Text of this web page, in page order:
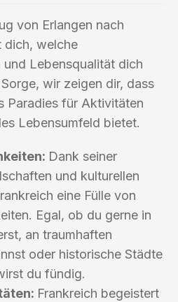
von Erlangen nach
dich, welche
Lebensqualität dich
wir zeigen dir, dass
Paradies für Aktivitäten
Lebensumfeld bietet.
Dank seiner
und kulturellen
eine Fülle von
Egal, ob du gerne in
an traumhaften
oder historische Städte
du fündig.
Frankreich begeistert